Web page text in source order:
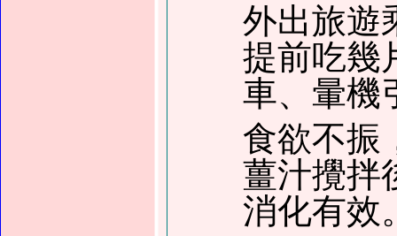
外出旅遊
提前吃幾
車、暈機
食欲不振
薑汁攪拌
消化有效